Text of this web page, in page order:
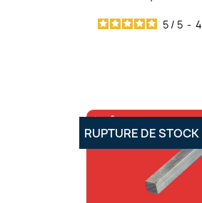
5 / 5 - 4
RUPTURE DE STOCK